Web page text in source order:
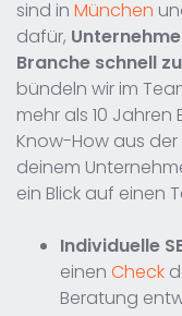
sind in München
dafür,
Branche schnell
bündeln wir im
mehr als 10
Know-How aus
deinem
ein Blick auf einen
Individuelle
einen Check
Beratung